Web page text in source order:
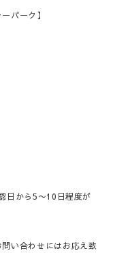
パーク】
日から5〜10日程度が
い合わせにはお応え致